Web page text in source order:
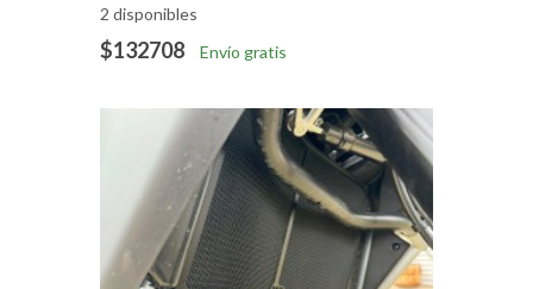
2 disponibles
$132708 Envío gratis